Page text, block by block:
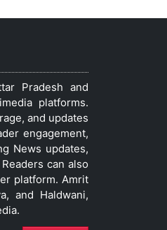
Pradesh and
platforms.
and updates
engagement,
News updates,
can also
platform. Amrit
and Haldwani,